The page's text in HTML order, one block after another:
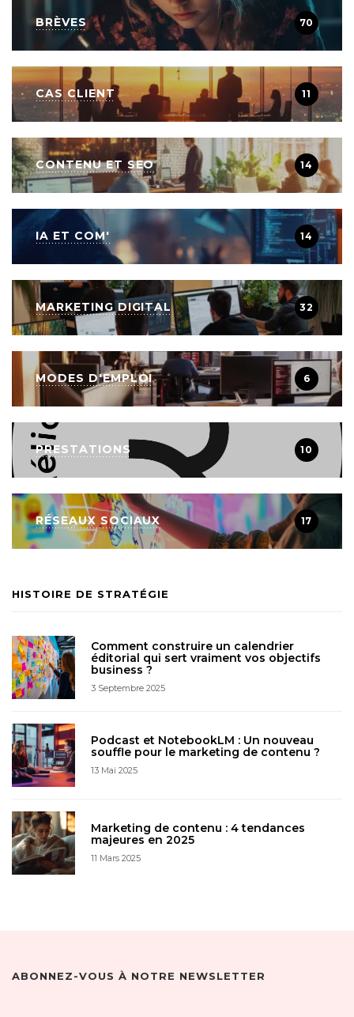
BRÈVES 70
CAS CLIENT 11
CONTENU ET SEO 14
IA ET COM' 14
MARKETING DIGITAL 32
MODES D'EMPLOI 6
PRESTATIONS 10
RÉSEAUX SOCIAUX 17
HISTOIRE DE STRATÉGIE
Comment construire un calendrier
éditorial qui sert vraiment vos objectifs
business ?
3 Septembre 2025
Podcast et NotebookLM : Un nouveau
souffle pour le marketing de contenu ?
13 Mai 2025
Marketing de contenu : 4 tendances
majeures en 2025
11 Mars 2025
ABONNEZ-VOUS À NOTRE NEWSLETTER